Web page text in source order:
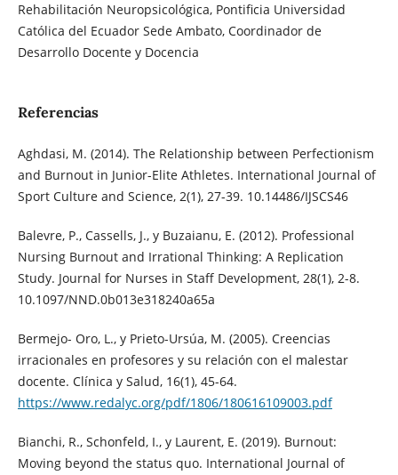
Rehabilitación Neuropsicológica, Pontificia Universidad
Católica del Ecuador Sede Ambato, Coordinador de
Desarrollo Docente y Docencia
Referencias
Aghdasi, M. (2014). The Relationship between Perfectionism
and Burnout in Junior-Elite Athletes. International Journal of
Sport Culture and Science, 2(1), 27-39. 10.14486/IJSCS46
Balevre, P., Cassells, J., y Buzaianu, E. (2012). Professional
Nursing Burnout and Irrational Thinking: A Replication
Study. Journal for Nurses in Staff Development, 28(1), 2-8.
10.1097/NND.0b013e318240a65a
Bermejo- Oro, L., y Prieto-Ursúa, M. (2005). Creencias
irracionales en profesores y su relación con el malestar
docente. Clínica y Salud, 16(1), 45-64.
https://www.redalyc.org/pdf/1806/180616109003.pdf
Bianchi, R., Schonfeld, I., y Laurent, E. (2019). Burnout:
Moving beyond the status quo. International Journal of